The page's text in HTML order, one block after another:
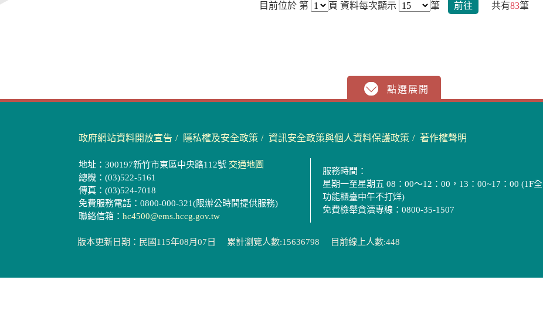
目前位於 第 頁 資料每次顯示 筆 前往 共有83筆
政府網站資料開放宣告 隱私權及安全政策 資訊安全政策與個人資料保護政策 著作權聲明
地址：300197新竹市東區中央路112號 交通地圖
總機：(03)522-5161
傳真：(03)524-7018
免費服務電話：0800-000-321(限辦公時間提供服務)
聯絡信箱： hc4500@ems.hccg.gov.tw
服務時間：
星期一至星期五 08：00～12：00，13：00~17：00 (1F全
功能櫃臺中午不打烊)
免費檢舉貪瀆專線：0800-35-1507
版本更新日期：民國115年08月07日 累計瀏覽人數:15636798 目前線上人數:448